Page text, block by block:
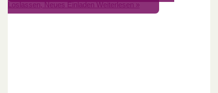
Loslassen, Neues Einladen Weiterlesen »